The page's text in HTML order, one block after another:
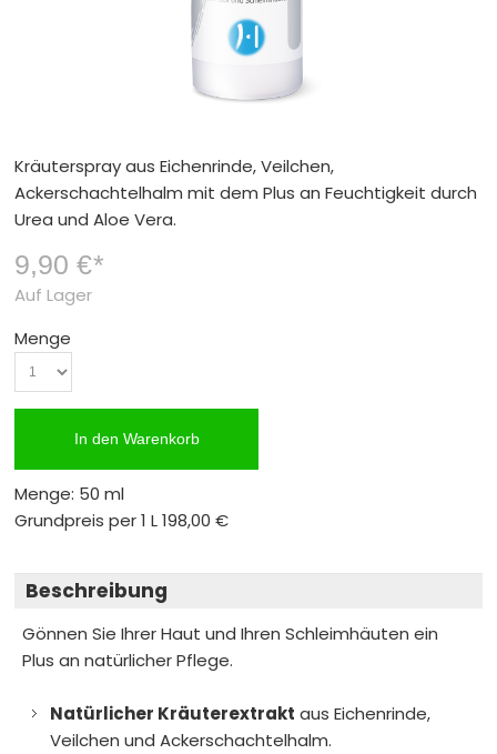
Kräuterspray aus Eichenrinde, Veilchen,
Ackerschachtelhalm mit dem Plus an Feuchtigkeit durch
Urea und Aloe Vera.
9,90 €*
Auf Lager
Menge
In den Warenkorb
Menge: 50 ml
Grundpreis per 1 L198,00 €
Beschreibung
Gönnen Sie Ihrer Haut und Ihren Schleimhäuten ein
Plus an natürlicher Pflege.
Natürlicher Kräuterextrakt aus Eichenrinde,
Veilchen und Ackerschachtelhalm.